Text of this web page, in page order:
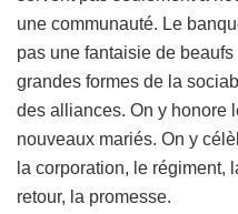
une communauté. Le
pas une fantaisie de beaufs
grandes formes de la
des alliances. On y honore
nouveaux mariés. On y
la corporation, le régiment,
retour, la promesse.